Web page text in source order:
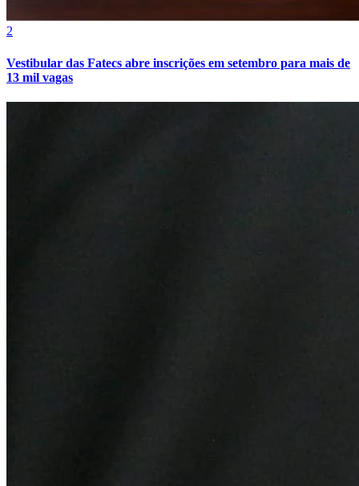
2
Vestibular das Fatecs abre inscrições em setembro para mais de
13 mil vagas